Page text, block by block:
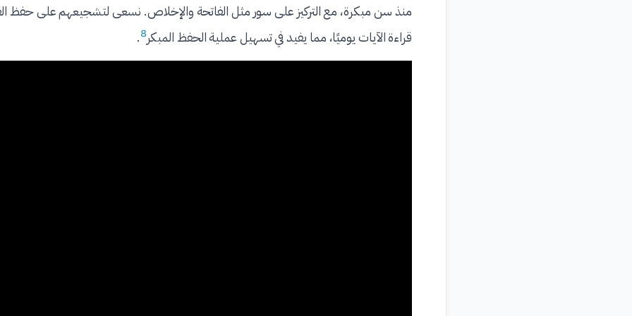
منذ سن مبكرة، مع التركيز على سور مثل الفاتحة والإخلاص. نسعى لتشجيعهم على حفظ
قراءة الآيات يوميًا، مما يفيد في تسهيل عملية الحفظ المبكر8
.